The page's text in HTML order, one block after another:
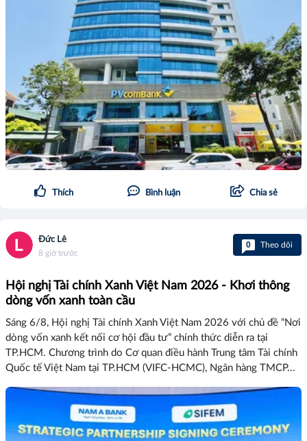
Thích Bình luận Chia sẻ
Đức Lê
8 giờ trước
0 Theo dõi
Hội nghị Tài chính Xanh Việt Nam 2026 - Khơi thông
dòng vốn xanh toàn cầu
Sáng 6/8, Hội nghị Tài chính Xanh Việt Nam 2026 với chủ đề “Nơi
dòng vốn xanh kết nối cơ hội đầu tư” chính thức diễn ra tại
TP.HCM. Chương trình do Cơ quan điều hành Trung tâm Tài chính
Quốc tế Việt Nam tại TP.HCM (VIFC-HCMC), Ngân hàng TMCP...